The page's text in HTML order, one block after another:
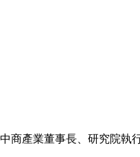
商產業董事長、研究院執